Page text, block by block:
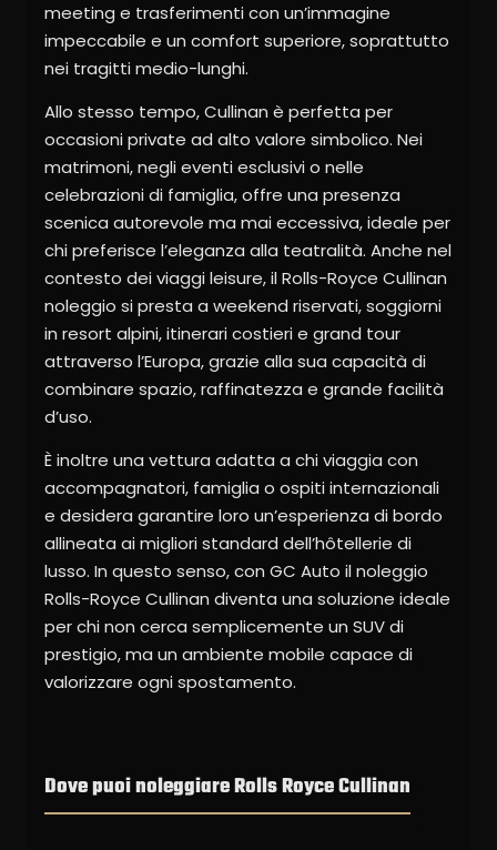
meeting e trasferimenti con un’immagine
impeccabile e un comfort superiore, soprattutto
nei tragitti medio-lunghi.
Allo stesso tempo, Cullinan è perfetta per
occasioni private ad alto valore simbolico. Nei
matrimoni, negli eventi esclusivi o nelle
celebrazioni di famiglia, offre una presenza
scenica autorevole ma mai eccessiva, ideale per
chi preferisce l’eleganza alla teatralità. Anche nel
contesto dei viaggi leisure, il Rolls-Royce Cullinan
noleggio si presta a weekend riservati, soggiorni
in resort alpini, itinerari costieri e grand tour
attraverso l’Europa, grazie alla sua capacità di
combinare spazio, raffinatezza e grande facilità
d’uso.
È inoltre una vettura adatta a chi viaggia con
accompagnatori, famiglia o ospiti internazionali
e desidera garantire loro un’esperienza di bordo
allineata ai migliori standard dell’hôtellerie di
lusso. In questo senso, con GC Auto il noleggio
Rolls-Royce Cullinan diventa una soluzione ideale
per chi non cerca semplicemente un SUV di
prestigio, ma un ambiente mobile capace di
valorizzare ogni spostamento.
Dove puoi noleggiare Rolls Royce Cullinan